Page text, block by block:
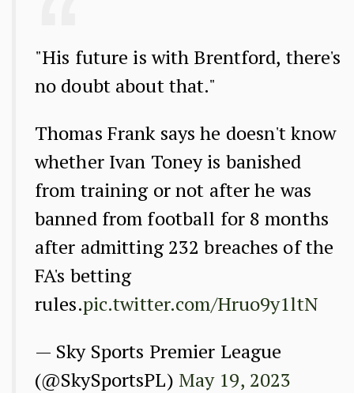
"His future is with Brentford, there's
no doubt about that."
Thomas Frank says he doesn't know
whether Ivan Toney is banished
from training or not after he was
banned from football for 8 months
after admitting 232 breaches of the
FA's betting
rules.pic.twitter.com/Hruo9y1ltN
— Sky Sports Premier League
(@SkySportsPL) May 19, 2023